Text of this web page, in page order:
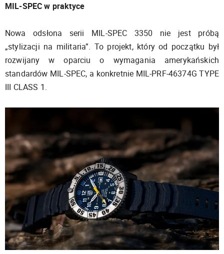
MIL-SPEC w praktyce
Nowa odsłona serii MIL-SPEC 3350 nie jest próbą
„stylizacji na militaria”. To projekt, który od początku był
rozwijany w oparciu o wymagania amerykańskich
standardów MIL-SPEC, a konkretnie MIL-PRF-46374G TYPE
III CLASS 1.